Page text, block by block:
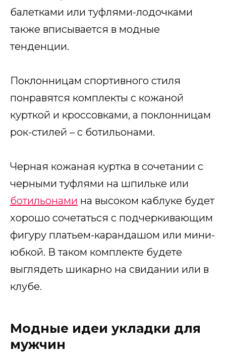
балетками или туфлями-лодочками
также вписывается в модные
тенденции.
Поклонницам спортивного стиля
понравятся комплекты с кожаной
курткой и кроссовками, а поклонницам
рок-стилей – с ботильонами.
Черная кожаная куртка в сочетании с
черными туфлями на шпильке или
ботильонами на высоком каблуке будет
хорошо сочетаться с подчеркивающим
фигуру платьем-карандашом или мини-
юбкой. В таком комплекте будете
выглядеть шикарно на свидании или в
клубе.
Модные идеи укладки для
мужчин